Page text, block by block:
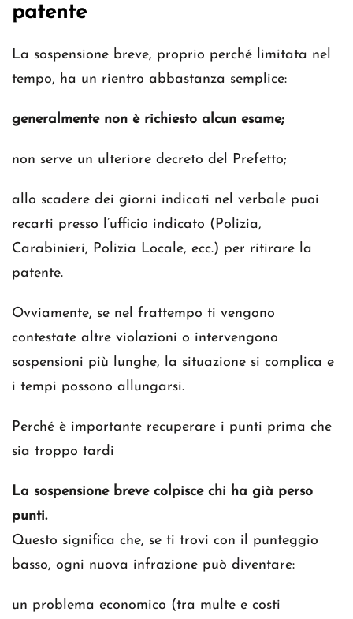
patente
La sospensione breve, proprio perché limitata nel
tempo, ha un rientro abbastanza semplice:
generalmente non è richiesto alcun esame;
non serve un ulteriore decreto del Prefetto;
allo scadere dei giorni indicati nel verbale puoi
recarti presso l’ufficio indicato (Polizia,
Carabinieri, Polizia Locale, ecc.) per ritirare la
patente.
Ovviamente, se nel frattempo ti vengono
contestate altre violazioni o intervengono
sospensioni più lunghe, la situazione si complica e
i tempi possono allungarsi.
Perché è importante recuperare i punti prima che
sia troppo tardi
La sospensione breve colpisce chi ha già perso
punti.
Questo significa che, se ti trovi con il punteggio
basso, ogni nuova infrazione può diventare:
un problema economico (tra multe e costi